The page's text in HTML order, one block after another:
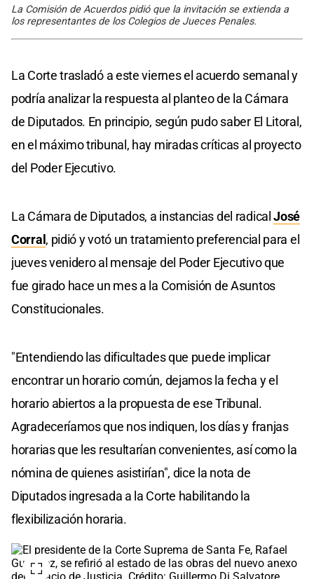
La Comisión de Acuerdos pidió que la invitación se extienda a
los representantes de los Colegios de Jueces Penales.
La Corte trasladó a este viernes el acuerdo semanal y
podría analizar la respuesta al planteo de la Cámara
de Diputados. En principio, según pudo saber El Litoral,
en el máximo tribunal, hay miradas críticas al proyecto
del Poder Ejecutivo.
La Cámara de Diputados, a instancias del radicalJosé
Corral , pidió y votó un tratamiento preferencial para el
jueves venidero al mensaje del Poder Ejecutivo que
fue girado hace un mes a la Comisión de Asuntos
Constitucionales.
"Entendiendo las dificultades que puede implicar
encontrar un horario común, dejamos la fecha y el
horario abiertos a la propuesta de ese Tribunal.
Agradeceríamos que nos indiquen, los días y franjas
horarias que les resultarían convenientes, así como la
nómina de quienes asistirían", dice la nota de
Diputados ingresada a la Corte habilitando la
flexibilización horaria.